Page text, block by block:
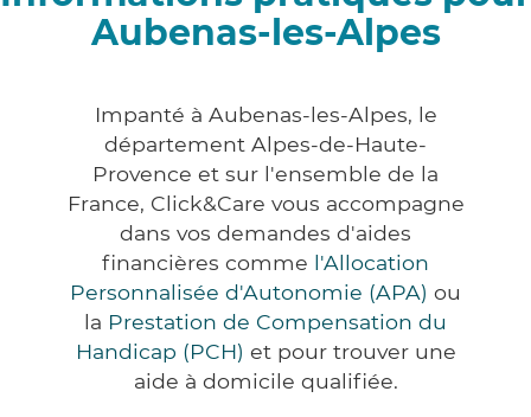
Aubenas-les-Alpes
Impanté à Aubenas-les-Alpes, le
département Alpes-de-Haute-
Provence et sur l'ensemble de la
France, Click&Care vous accompagne
dans vos demandes d'aides
financières comme l'Allocation
Personnalisée d'Autonomie (APA) ou
la Prestation de Compensation du
Handicap (PCH) et pour trouver une
aide à domicile qualifiée.